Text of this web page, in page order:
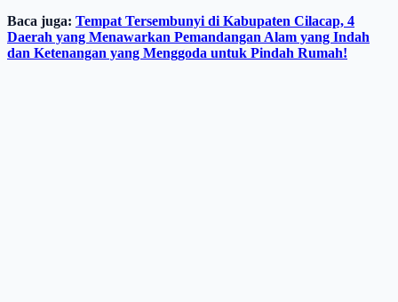
Baca juga: Tempat Tersembunyi di Kabupaten Cilacap, 4
Daerah yang Menawarkan Pemandangan Alam yang Indah
dan Ketenangan yang Menggoda untuk Pindah Rumah!